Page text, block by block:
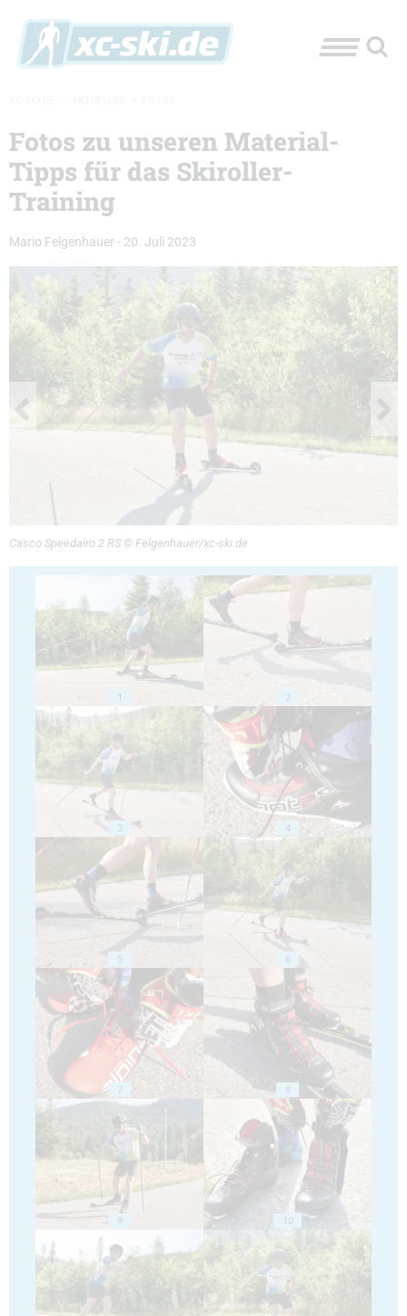
Fotos zu unseren Material-
Tipps für das Skiroller-
Training
Mario Felgenhauer - 20. Juli 2023
Casco Speedairo 2 RS © Felgenhauer/xc-ski.de
1 2
3 4
5 6
7 8
9 10